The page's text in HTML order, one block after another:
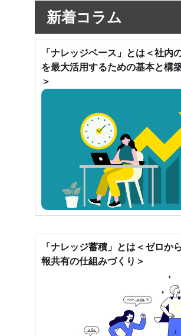
新着コラム
「ナレッジベース」とは＜社内
を最大活用するための基本と構
＞
「ナレッジ蓄積」とは＜ゼロか
報共有の仕組みづくり＞